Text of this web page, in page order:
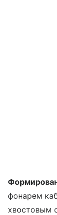
фонарем
хвостовым